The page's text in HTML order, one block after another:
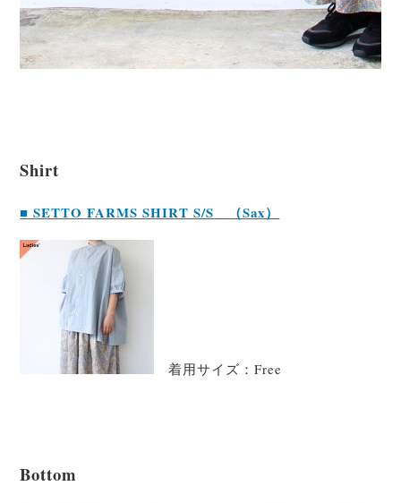
Shirt
■ SETTO FARMS SHIRT S/S （Sax）
着用サイズ：Free
Bottom